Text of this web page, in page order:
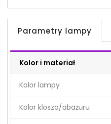
Parametry lampy
Kolor i materiał
Kolor lampy
Kolor klosza/abażuru